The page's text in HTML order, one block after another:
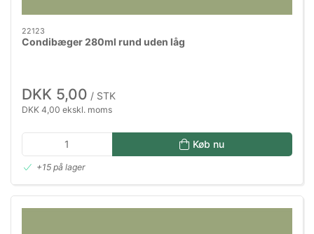
22123
Condibæger 280ml rund uden låg
DKK 5,00 / STK
DKK 4,00 ekskl. moms
Køb nu
+15 på lager